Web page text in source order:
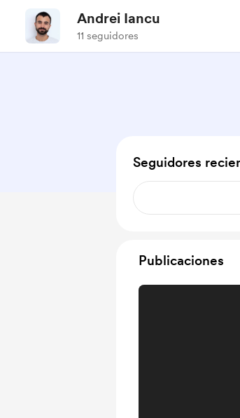
Andrei Iancu
11 seguidores
Seguidores
Publicaciones